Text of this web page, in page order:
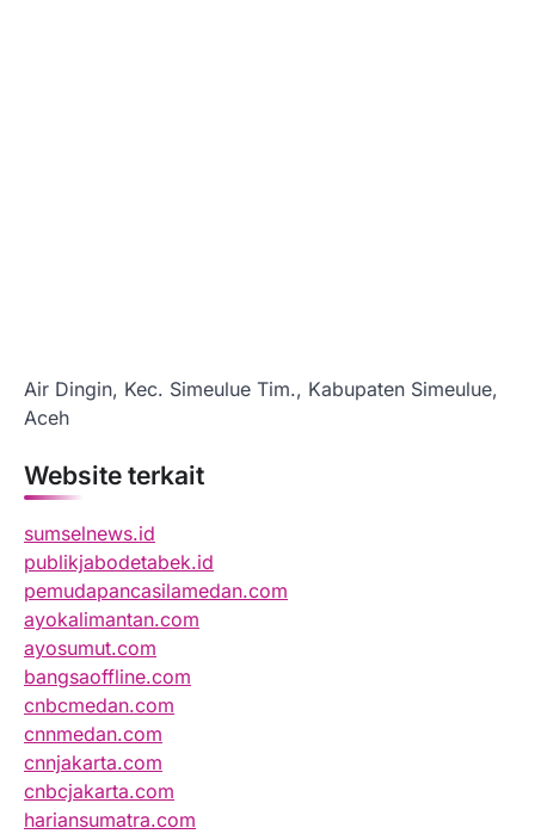
Air Dingin, Kec. Simeulue Tim., Kabupaten Simeulue,
Aceh
Website terkait
sumselnews.id
publikjabodetabek.id
pemudapancasilamedan.com
ayokalimantan.com
ayosumut.com
bangsaoffline.com
cnbcmedan.com
cnnmedan.com
cnnjakarta.com
cnbcjakarta.com
hariansumatra.com